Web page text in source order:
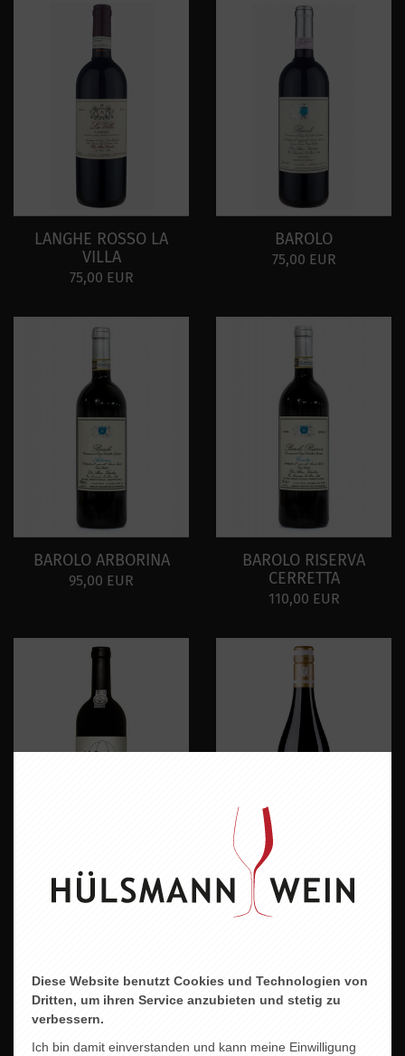
LANGHE ROSSO LA
VILLA
75,00 EUR
BAROLO
75,00 EUR
BAROLO ARBORINA
95,00 EUR
BAROLO RISERVA
CERRETTA
110,00 EUR
REDOMA douro
36,00 EUR
RINGS SPÄTBURGUNDER
17,90 EUR
Diese Website benutzt Cookies und Technologien von
Dritten, um ihren Service anzubieten und stetig zu
verbessern.
Ich bin damit einverstanden und kann meine Einwilligung